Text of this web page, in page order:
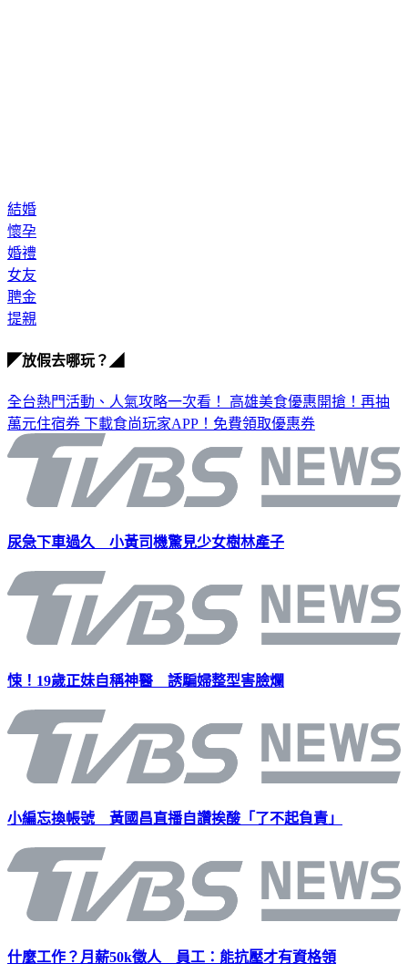
結婚
懷孕
婚禮
女友
聘金
提親
◤放假去哪玩？◢
全台熱門活動、人氣攻略一次看！ 高雄美食優惠開搶！再抽
萬元住宿券 下載食尚玩家APP！免費領取優惠券
尿急下車過久 小黃司機驚見少女樹林產子
悚！19歲正妹自稱神醫 誘騙婦整型害臉爛
小編忘換帳號 黃國昌直播自讚挨酸「了不起負責」
什麼工作？月薪50k徵人 員工：能抗壓才有資格領